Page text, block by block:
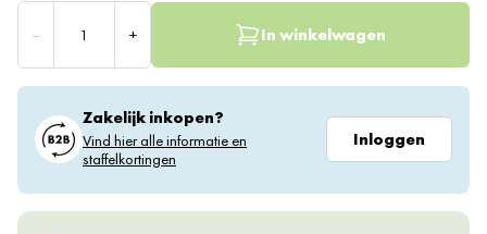
Aantal
–
+ In winkelwagen
Zakelijk inkopen?
Vind hier alle informatie en
staffelkortingen
Inloggen